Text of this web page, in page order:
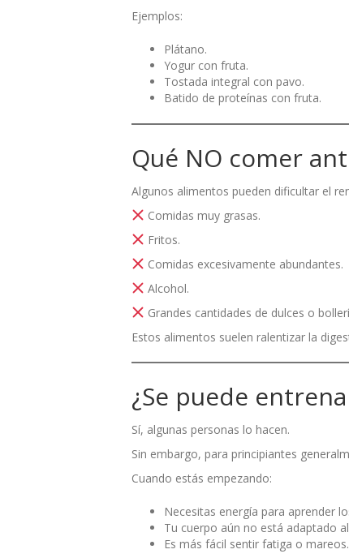
Ejemplos:
Plátano.
Yogur con fruta.
Tostada integral con pavo.
Batido de proteínas con fruta.
Qué NO comer
Algunos alimentos pueden dificultar el
Comidas muy grasas.
Fritos.
Comidas excesivamente abundantes.
Alcohol.
Grandes cantidades de dulces o
Estos alimentos suelen ralentizar la
¿Se puede
Sí, algunas personas lo hacen.
Sin embargo, para principiantes
Cuando estás empezando:
Necesitas energía para aprender
Tu cuerpo aún no está adaptado
Es más fácil sentir fatiga o mareos.